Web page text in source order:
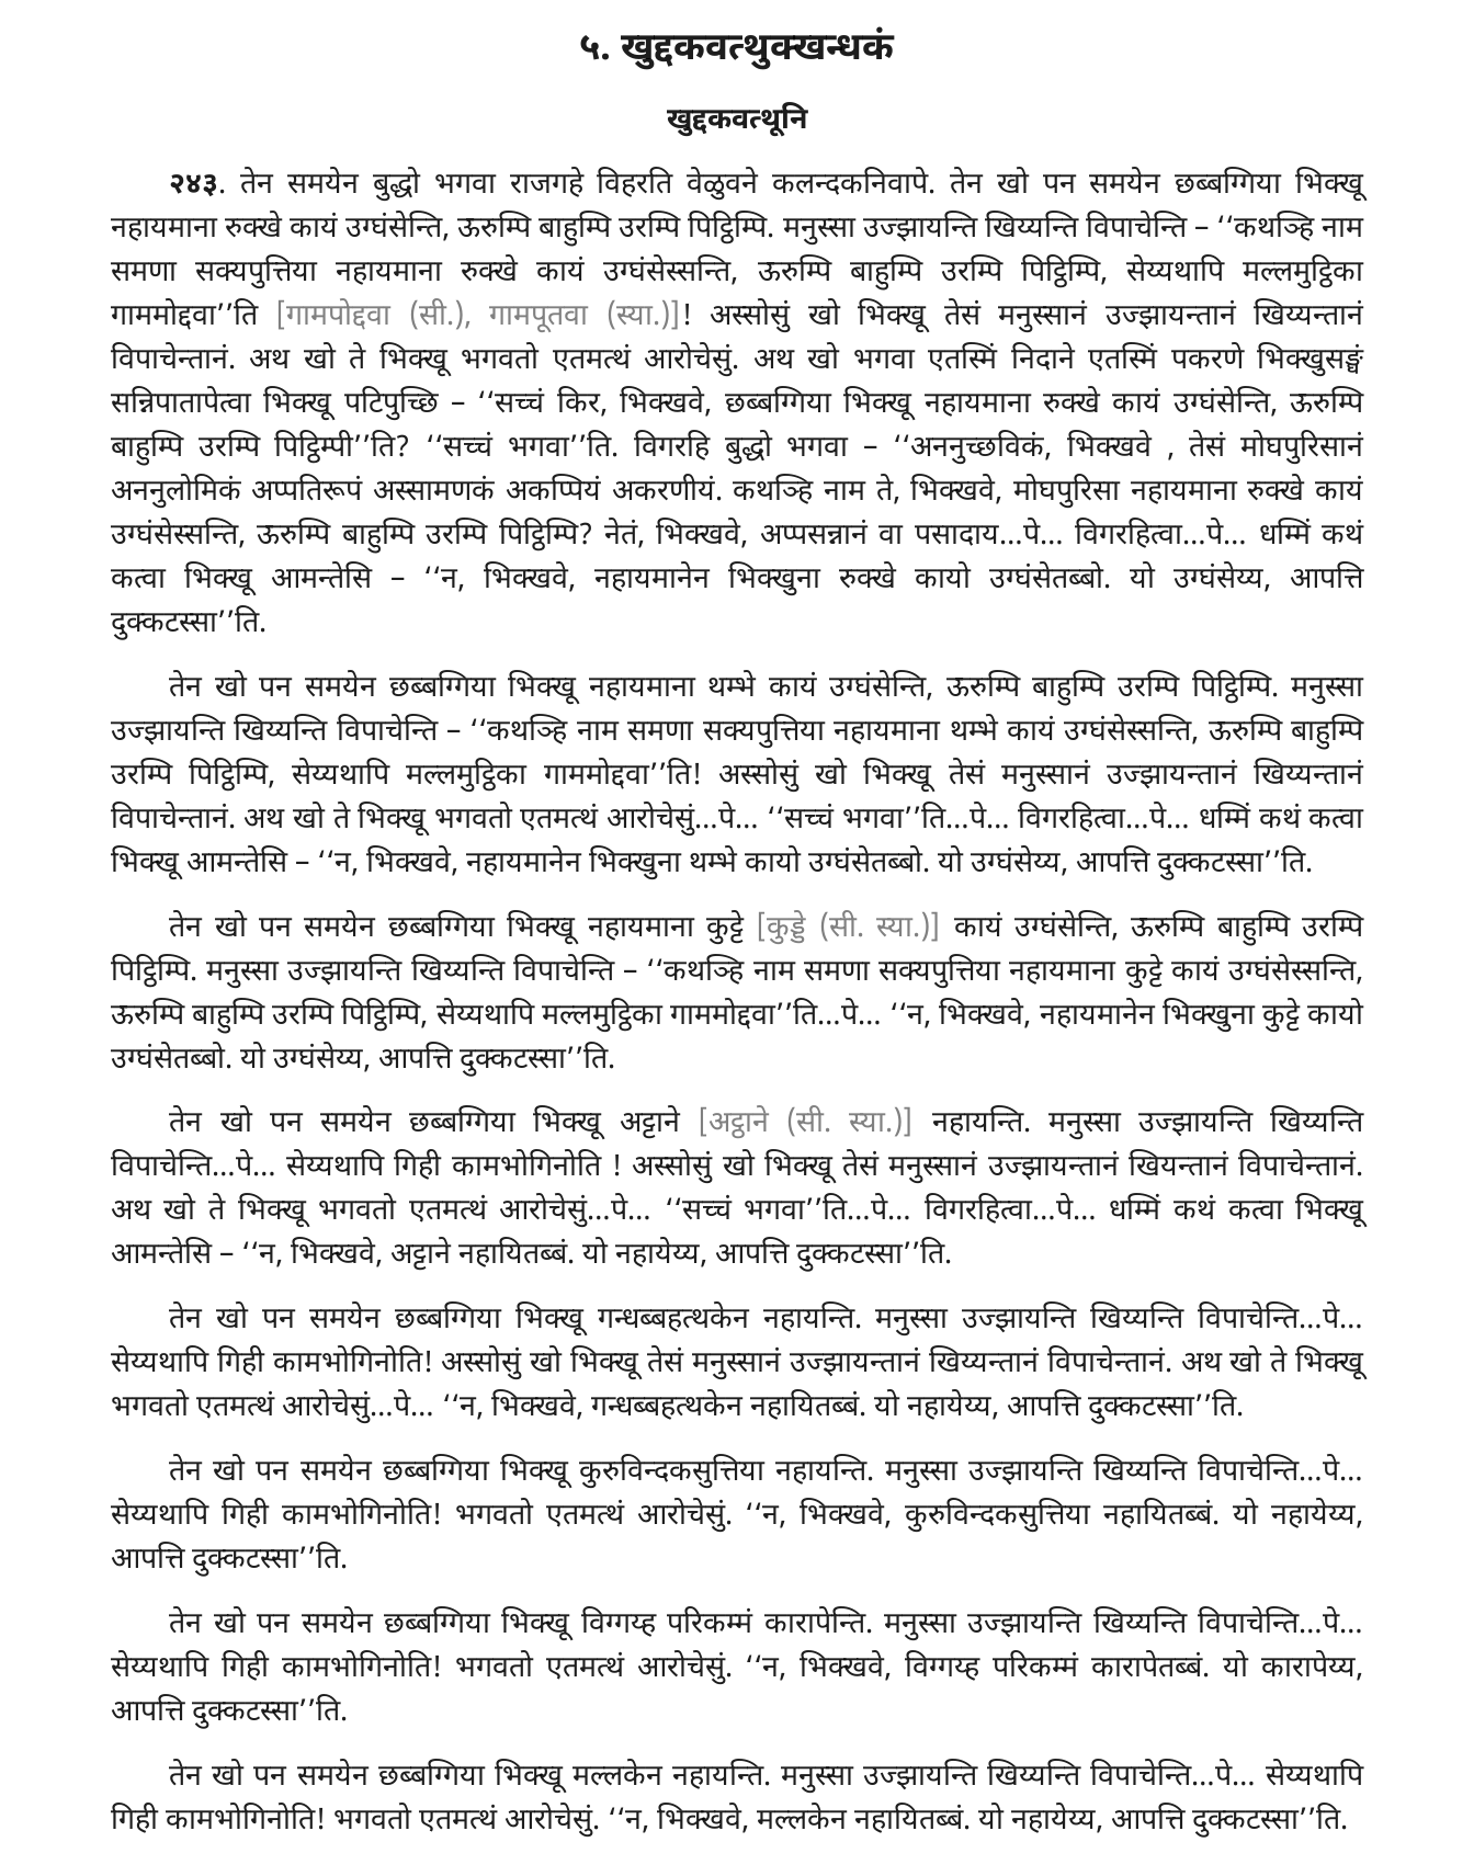
५. खुद्दकवत्थुक्खन्धकं
खुद्दकवत्थूनि
२४३. तेन समयेन बुद्धो भगवा राजगहे विहरति वेळुवने कलन्दकनिवापे. तेन खो पन समयेन छब्बग्गिया भिक्खू
नहायमाना रुक्खे कायं उग्घंसेन्ति, ऊरुम्पि बाहुम्पि उरम्पि पिट्ठिम्पि. मनुस्सा उज्झायन्ति खिय्यन्ति विपाचेन्ति – ‘‘कथञ्हि नाम
समणा सक्यपुत्तिया नहायमाना रुक्खे कायं उग्घंसेस्सन्ति, ऊरुम्पि बाहुम्पि उरम्पि पिट्ठिम्पि, सेय्यथापि मल्लमुट्ठिका
गाममोद्दवा’’ति [गामपोद्दवा (सी.), गामपूतवा (स्या.)] ! अस्सोसुं खो भिक्खू तेसं मनुस्सानं उज्झायन्तानं खिय्यन्तानं
विपाचेन्तानं. अथ खो ते भिक्खू भगवतो एतमत्थं आरोचेसुं. अथ खो भगवा एतस्मिं निदाने एतस्मिं पकरणे भिक्खुसङ्घं
सन्निपातापेत्वा भिक्खू पटिपुच्छि – ‘‘सच्चं किर, भिक्खवे, छब्बग्गिया भिक्खू नहायमाना रुक्खे कायं उग्घंसेन्ति, ऊरुम्पि
बाहुम्पि उरम्पि पिट्ठिम्पी’’ति? ‘‘सच्चं भगवा’’ति. विगरहि बुद्धो भगवा – ‘‘अननुच्छविकं, भिक्खवे , तेसं मोघपुरिसानं
अननुलोमिकं अप्पतिरूपं अस्सामणकं अकप्पियं अकरणीयं. कथञ्हि नाम ते, भिक्खवे, मोघपुरिसा नहायमाना रुक्खे कायं
उग्घंसेस्सन्ति, ऊरुम्पि बाहुम्पि उरम्पि पिट्ठिम्पि? नेतं, भिक्खवे, अप्पसन्नानं वा पसादाय…पे… विगरहित्वा…पे… धम्मिं कथं
कत्वा भिक्खू आमन्तेसि – ‘‘न, भिक्खवे, नहायमानेन भिक्खुना रुक्खे कायो उग्घंसेतब्बो. यो उग्घंसेय्य, आपत्ति
दुक्कटस्सा’’ति.
तेन खो पन समयेन छब्बग्गिया भिक्खू नहायमाना थम्भे कायं उग्घंसेन्ति, ऊरुम्पि बाहुम्पि उरम्पि पिट्ठिम्पि. मनुस्सा
उज्झायन्ति खिय्यन्ति विपाचेन्ति – ‘‘कथञ्हि नाम समणा सक्यपुत्तिया नहायमाना थम्भे कायं उग्घंसेस्सन्ति, ऊरुम्पि बाहुम्पि
उरम्पि पिट्ठिम्पि, सेय्यथापि मल्लमुट्ठिका गाममोद्दवा’’ति! अस्सोसुं खो भिक्खू तेसं मनुस्सानं उज्झायन्तानंखिय्यन्तानं
विपाचेन्तानं. अथ खो ते भिक्खू भगवतो एतमत्थं आरोचेसुं…पे… ‘‘सच्चं भगवा’’ति…पे… विगरहित्वा…पे… धम्मिं कथं कत्वा
भिक्खू आमन्तेसि – ‘‘न, भिक्खवे, नहायमानेन भिक्खुना थम्भे कायो उग्घंसेतब्बो. यो उग्घंसेय्य, आपत्ति दुक्कटस्सा’’ति.
तेन खो पन समयेन छब्बग्गिया भिक्खू नहायमाना कुट्टे [कुड्डे (सी. स्या.)] कायं उग्घंसेन्ति, ऊरुम्पि बाहुम्पि उरम्पि
पिट्ठिम्पि. मनुस्सा उज्झायन्ति खिय्यन्ति विपाचेन्ति – ‘‘कथञ्हि नाम समणा सक्यपुत्तियानहायमाना कुट्टे कायं उग्घंसेस्सन्ति,
ऊरुम्पि बाहुम्पि उरम्पि पिट्ठिम्पि, सेय्यथापि मल्लमुट्ठिका गाममोद्दवा’’ति…पे… ‘‘न, भिक्खवे, नहायमानेन भिक्खुना कुट्टे कायो
उग्घंसेतब्बो. यो उग्घंसेय्य, आपत्ति दुक्कटस्सा’’ति.
तेन खो पन समयेन छब्बग्गिया भिक्खू अट्टाने [अट्ठाने (सी. स्या.)]
नहायन्ति. मनुस्सा उज्झायन्ति खिय्यन्ति
विपाचेन्ति…पे… सेय्यथापि गिही कामभोगिनोति ! अस्सोसुं खो भिक्खू तेसं मनुस्सानं उज्झायन्तानं खियन्तानं विपाचेन्तानं.
अथ खो ते भिक्खू भगवतो एतमत्थं आरोचेसुं…पे… ‘‘सच्चं भगवा’’ति…पे… विगरहित्वा…पे… धम्मिं कथं कत्वा भिक्खू
आमन्तेसि – ‘‘न, भिक्खवे, अट्टाने नहायितब्बं. यो नहायेय्य, आपत्ति दुक्कटस्सा’’ति.
तेन खो पन समयेन छब्बग्गिया भिक्खू गन्धब्बहत्थकेन नहायन्ति. मनुस्सा उज्झायन्ति खिय्यन्ति विपाचेन्ति…पे…
सेय्यथापि गिही कामभोगिनोति! अस्सोसुं खो भिक्खू तेसं मनुस्सानं उज्झायन्तानं खिय्यन्तानं विपाचेन्तानं. अथ खो ते भिक्खू
भगवतो एतमत्थं आरोचेसुं…पे… ‘‘न, भिक्खवे, गन्धब्बहत्थकेन नहायितब्बं. यो नहायेय्य, आपत्ति दुक्कटस्सा’’ति.
तेन खो पन समयेन छब्बग्गिया भिक्खू कुरुविन्दकसुत्तिया नहायन्ति. मनुस्सा उज्झायन्तिखिय्यन्ति विपाचेन्ति…पे…
सेय्यथापि गिही कामभोगिनोति! भगवतो एतमत्थं आरोचेसुं. ‘‘न, भिक्खवे, कुरुविन्दकसुत्तिया नहायितब्बं. यो नहायेय्य,
आपत्ति दुक्कटस्सा’’ति.
तेन खो पन समयेन छब्बग्गिया भिक्खू विग्गय्ह परिकम्मं कारापेन्ति. मनुस्सा उज्झायन्ति खिय्यन्ति विपाचेन्ति…पे…
सेय्यथापि गिही कामभोगिनोति! भगवतो एतमत्थं आरोचेसुं. ‘‘न, भिक्खवे, विग्गय्ह परिकम्मं कारापेतब्बं. यो कारापेय्य,
आपत्ति दुक्कटस्सा’’ति.
तेनखो पन समयेन छब्बग्गिया भिक्खू मल्लकेन नहायन्ति. मनुस्सा उज्झायन्ति खिय्यन्ति विपाचेन्ति…पे… सेय्यथापि
गिही कामभोगिनोति! भगवतो एतमत्थं आरोचेसुं. ‘‘न, भिक्खवे, मल्लकेन नहायितब्बं. यो नहायेय्य, आपत्ति दुक्कटस्सा’’ति.